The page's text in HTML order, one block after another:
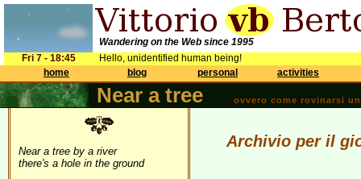
Wandering on the Web since 1995
Fri 7 - 18:45
Hello, unidentified human being!
home
blog personal activities
Near a tree ovvero come rovinarsi
Near a tree by a river
there's a hole in the ground
Archivio per il